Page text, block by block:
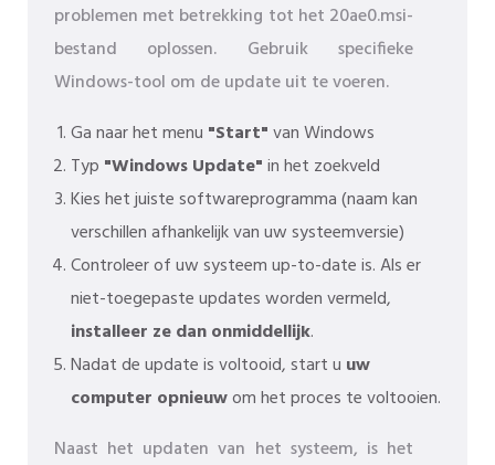
problemen met betrekking tot het 20ae0.msi-
bestand oplossen. Gebruik specifieke
Windows-tool om de update uit te voeren.
Ga naar het menu "Start"van Windows
Typ "Windows Update"in het zoekveld
Kies het juiste softwareprogramma (naam kan
verschillen afhankelijk van uw systeemversie)
Controleer of uw systeem up-to-date is. Als er
niet-toegepaste updates worden vermeld,
installeer ze dan onmiddellijk.
Nadat de update is voltooid, start u uw
computer opnieuwom het proces te voltooien.
Naast het updaten van het systeem, is het